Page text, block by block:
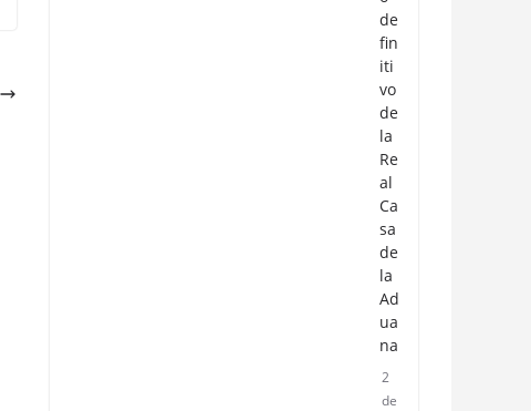
de
fin
iti
vo
de
la
Re
al
Ca
sa
de
la
Ad
ua
na
2
de